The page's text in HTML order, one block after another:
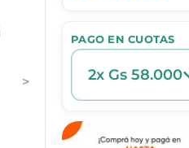
>
PAGO EN CUOTAS
2x Gs 58.000